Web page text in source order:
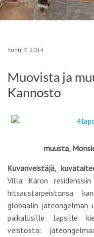
huhti 7 2014
Muovista ja
Kannosto
muusta,
Kuvanveistäjä,
Villa Karon
hitsaustarpeistonsa
globaalin jäteongelman
paikallisille lapsille
veistosta: